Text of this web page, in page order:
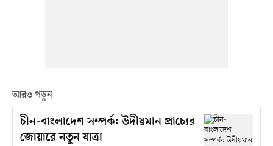
আরও পড়ুন
চীন-বাংলাদেশ সম্পর্ক: উদীয়মান প্রাচ্যের
জোয়ারে নতুন যাত্রা